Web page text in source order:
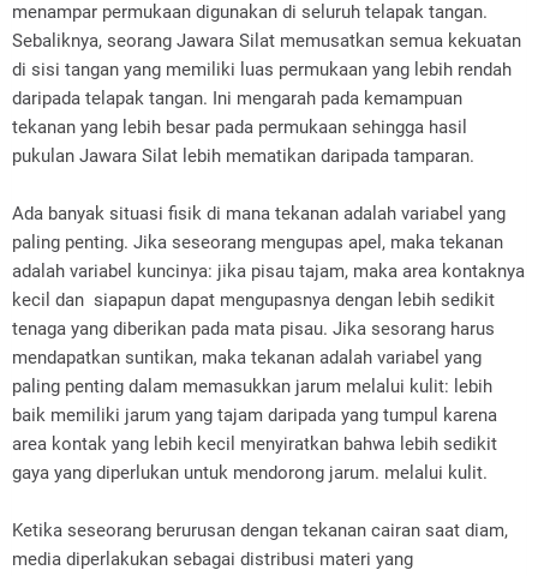
menampar permukaan digunakan di seluruh telapak tangan.
Sebaliknya, seorang Jawara Silat memusatkan semua kekuatan
di sisi tangan yang memiliki luas permukaan yang lebih rendah
daripada telapak tangan. Ini mengarah pada kemampuan
tekanan yang lebih besar pada permukaan sehingga hasil
pukulan Jawara Silat lebih mematikan daripada tamparan.
Ada banyak situasi fisik di mana tekanan adalah variabel yang
paling penting. Jika seseorang mengupas apel, maka tekanan
adalah variabel kuncinya: jika pisau tajam, maka area kontaknya
kecil dan siapapun dapat mengupasnya dengan lebih sedikit
tenaga yang diberikan pada mata pisau. Jika sesorang harus
mendapatkan suntikan, maka tekanan adalah variabel yang
paling penting dalam memasukkan jarum melalui kulit: lebih
baik memiliki jarum yang tajam daripada yang tumpul karena
area kontak yang lebih kecil menyiratkan bahwa lebih sedikit
gaya yang diperlukan untuk mendorong jarum. melalui kulit.
Ketika seseorang berurusan dengan tekanan cairan saat diam,
media diperlakukan sebagai distribusi materi yang